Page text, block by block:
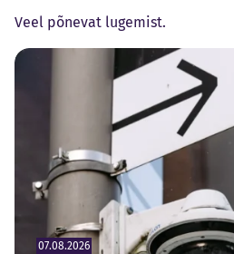
Veel põnevat lugemist.
07.08.2026